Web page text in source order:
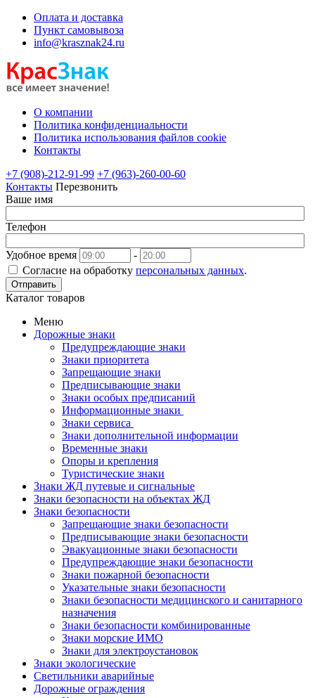
Оплата и доставка
Пункт самовывоза
info@krasznak24.ru
О компании
Политика конфиденциальности
Политика использования файлов cookie
Контакты
+7 (908)-212-91-99 +7 (963)-260-00-60
Контакты Перезвонить
Ваше имя
Телефон
Удобное время
-
Согласие на обработку персональных данных.
Отправить
Каталог товаров
Меню
Дорожные знаки
Предупреждающие знаки
Знаки приоритета
Запрещающие знаки
Предписывающие знаки
Знаки особых предписаний
Информационные знаки
Знаки сервиса
Знаки дополнительной информации
Временные знаки
Опоры и крепления
Туристические знаки
Знаки ЖД путевые и сигнальные
Знаки безопасности на объектах ЖД
Знаки безопасности
Запрещающие знаки безопасности
Предписывающие знаки безопасности
Эвакуационные знаки безопасности
Предупреждающие знаки безопасности
Знаки пожарной безопасности
Указательные знаки безопасности
Знаки безопасности медицинского и санитарного
назначения
Знаки безопасности комбинированные
Знаки морские ИМО
Знаки для электроустановок
Знаки экологические
Светильники аварийные
Дорожные ограждения